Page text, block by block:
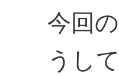
今回
うし